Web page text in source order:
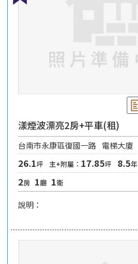
漾煙波漂亮2房+平車(租)
台南市永康區復國一路 電梯大廈
26.1坪 主+附屬： 17.85坪 8.5年
2房 1廳 1衛
說明：